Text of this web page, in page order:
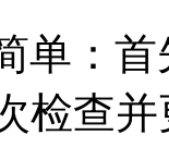
：首
检查